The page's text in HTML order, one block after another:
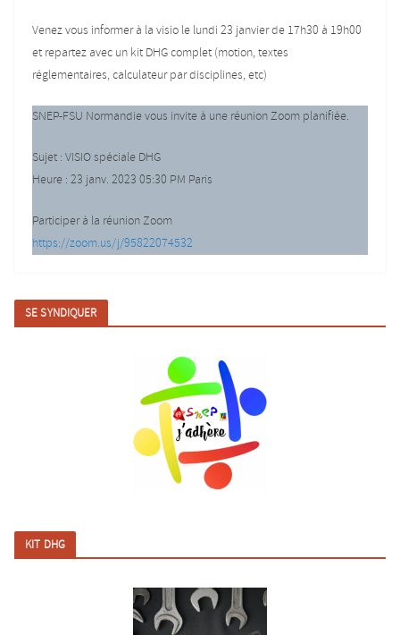
Venez vous informer à la visio le lundi 23 janvier de 17h30 à 19h00
et repartez avec un kit DHG complet (motion, textes
réglementaires, calculateur par disciplines, etc)
SNEP-FSU Normandie vous invite à une réunion Zoom planifiée.
Sujet : VISIO spéciale DHG
Heure : 23 janv. 2023 05:30 PM Paris
Participer à la réunion Zoom
https://zoom.us/j/95822074532
SE SYNDIQUER
KIT DHG